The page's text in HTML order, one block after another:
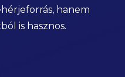
hanem
is hasznos.